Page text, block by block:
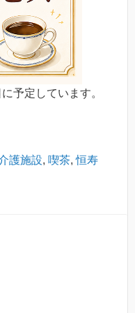
予定しています。
護施設, 喫茶,恒寿